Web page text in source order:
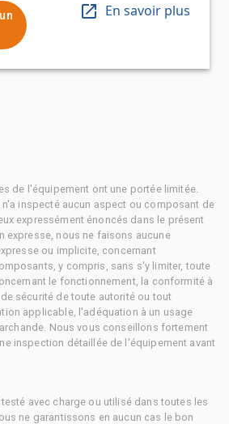
En savoir plus
de l'équipement ont une portée limitée.
inspecté aucun aspect ou composant de
expressément énoncés dans le présent
expresse, nous ne faisons aucune
ou implicite, concernant
y compris, sans s'y limiter, toute
le fonctionnement, la conformité à
sécurité de toute autorité ou tout
applicable, l'adéquation à un usage
Nous vous conseillons fortement
inspection détaillée de l'équipement avant
avec charge ou utilisé dans toutes les
ne garantissons en aucun cas le bon